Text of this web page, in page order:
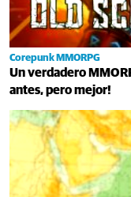
Corepunk MMORPG
Un verdadero
antes, pero mejor!